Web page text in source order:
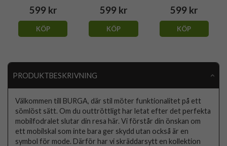
599 kr
KÖP
599 kr
KÖP
599 kr
KÖP
PRODUKTBESKRIVNING
Välkommen till BURGA, där stil möter funktionalitet på ett
sömlöst sätt. Om du outtröttligt har letat efter det perfekta
mobilfodralet slutar din resa här. Vi förstår din önskan om
ett mobilskal som inte bara ger skydd utan också är en
symbol för mode. Därför har vi skräddarsytt en kollektion